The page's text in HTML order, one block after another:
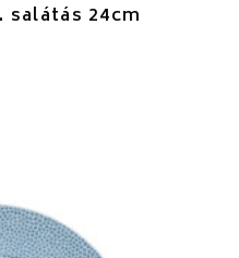
salátás 24cm